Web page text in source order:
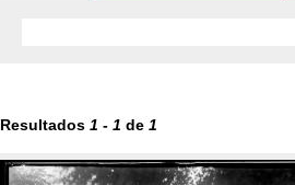
Resultados 1 - 1 de 1